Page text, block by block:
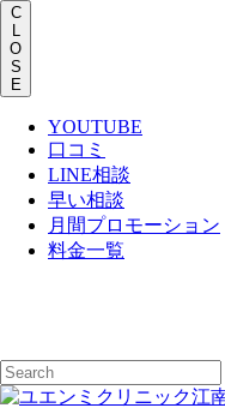
C
L
O
S
E
YOUTUBE
口コミ
LINE相談
早い相談
月間プロモーション
料金一覧
content
Close